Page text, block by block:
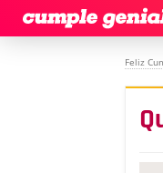
Feliz